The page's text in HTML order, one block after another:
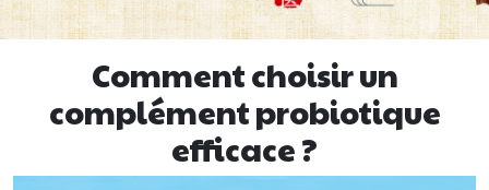
cardiovasculaire
Aide pour
dormir
Compléments
alimentaires
gélifiés
Comment choisir un
complément probiotique
efficace ?